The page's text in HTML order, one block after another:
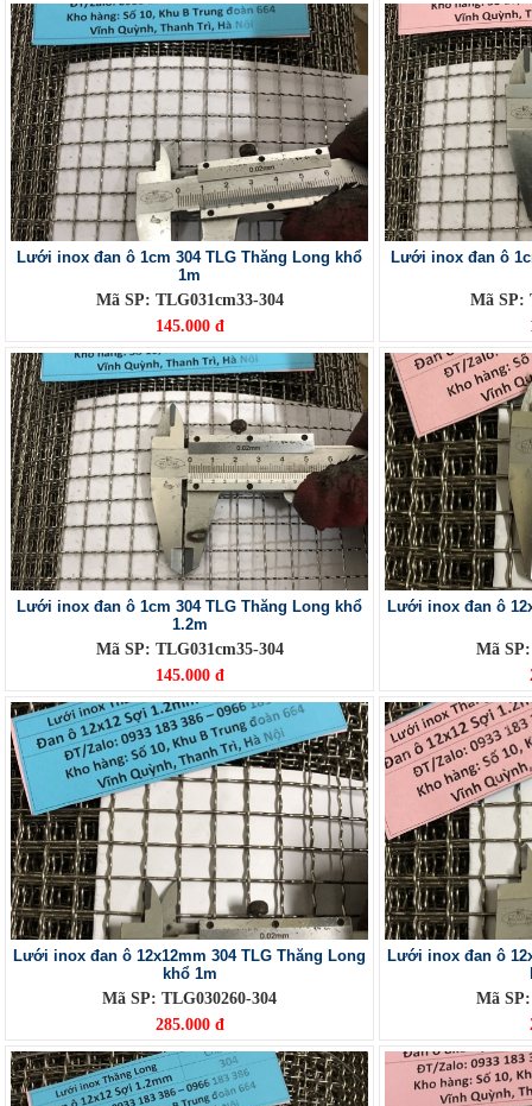
Lưới inox đan ô 1cm 304 TLG Thăng Long khổ
1m
Mã SP: TLG031cm33-304
145.000 đ
Lưới inox đan ô
Mã SP:
Lưới inox đan ô 1cm 304 TLG Thăng Long khổ
1.2m
Mã SP: TLG031cm35-304
145.000 đ
Lưới inox đan ô
Mã
Lưới inox đan ô 12x12mm 304 TLG Thăng Long
khổ 1m
Mã SP: TLG030260-304
285.000 đ
Lưới inox đan ô
Mã